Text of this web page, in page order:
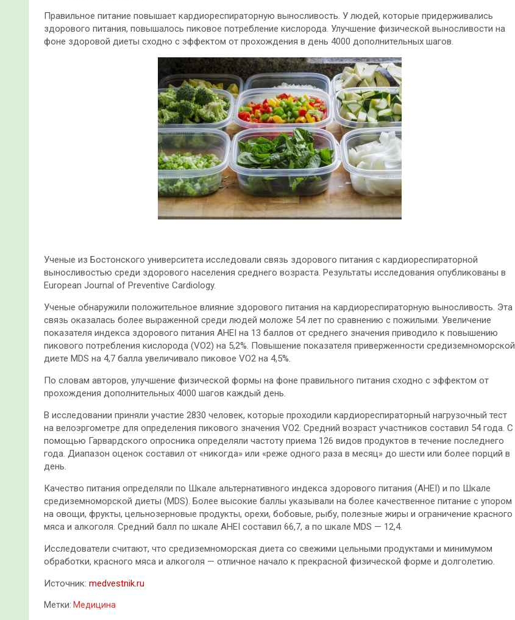
Правильное питание повышает кардиореспираторную выносливость. У людей, которые придерживались
здорового питания, повышалось пиковое потребление кислорода. Улучшение физической выносливости на
фоне здоровой диеты сходно с эффектом от прохождения в день 4000 дополнительных шагов.
Ученые из Бостонского университета исследовали связь здорового питания с кардиореспираторной
выносливостью среди здорового населения среднего возраста. Результаты исследования опубликованы в
European Journal of Preventive Cardiology.
Ученые обнаружили положительное влияние здорового питания на кардиореспираторную выносливость. Эта
связь оказалась более выраженной среди людей моложе 54 лет по сравнению с пожилыми. Увеличение
показателя индекса здорового питания AHEI на 13 баллов от среднего значения приводило к повышению
пикового потребления кислорода (VO2) на 5,2%. Повышение показателя приверженности средиземноморской
диете MDS на 4,7 балла увеличивало пиковое VO2 на 4,5%.
По словам авторов, улучшение физической формы на фоне правильного питания сходно с эффектом от
прохождения дополнительных 4000 шагов каждый день.
В исследовании приняли участие 2830 человек, которые проходили кардиореспираторный нагрузочный тест
на велоэргометре для определения пикового значения VO2. Средний возраст участников составил 54 года. С
помощью Гарвардского опросника определяли частоту приема 126 видов продуктов в течение последнего
года. Диапазон оценок составил от «никогда» или «реже одного раза в месяц» до шести или более порций в
день.
Качество питания определяли по Шкале альтернативного индекса здорового питания (AHEI) и по Шкале
средиземноморской диеты (MDS). Более высокие баллы указывали на более качественное питание с упором
на овощи, фрукты, цельнозерновые продукты, орехи, бобовые, рыбу, полезные жиры и ограничение красного
мяса и алкоголя. Средний балл по шкале AHEI составил 66,7, а по шкале MDS — 12,4.
Исследователи считают, что средиземноморская диета со свежими цельными продуктами и минимумом
обработки, красного мяса и алкоголя — отличное начало к прекрасной физической форме и долголетию.
Источник: medvestnik.ru
Метки: Медицина